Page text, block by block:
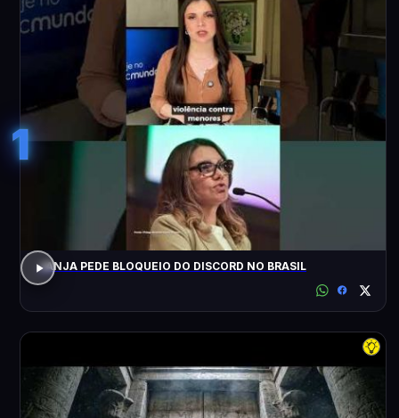
1
JANJA PEDE BLOQUEIO DO DISCORD NO BRASIL